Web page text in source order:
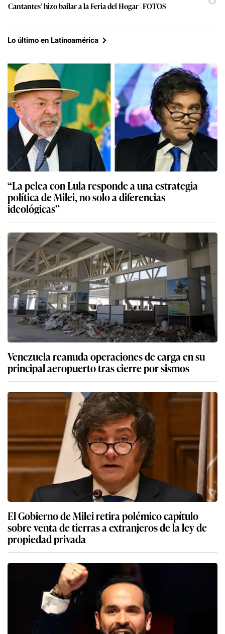
Cantantes’ hizo bailar a la Feria del Hogar | FOTOS
Lo último en Latinoamérica
“La pelea con Lula responde a una estrategia
política de Milei, no solo a diferencias
ideológicas”
Venezuela reanuda operaciones de carga en su
principal aeropuerto tras cierre por sismos
El Gobierno de Milei retira polémico capítulo
sobre venta de tierras a extranjeros de la ley de
propiedad privada